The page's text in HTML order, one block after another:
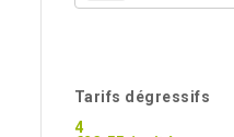
Tarifs dégressifs
4